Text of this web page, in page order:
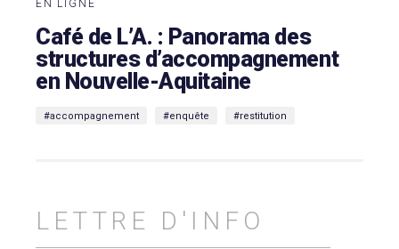
EN LIGNE
Café de L’A. : Panorama des
structures d’accompagnement
en Nouvelle-Aquitaine
#accompagnement #enquête #restitution
LETTRE D'INFO